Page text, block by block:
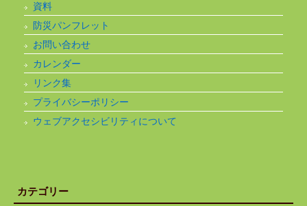
資料
防災パンフレット
お問い合わせ
カレンダー
リンク集
プライバシーポリシー
ウェブアクセシビリティについて
カテゴリー